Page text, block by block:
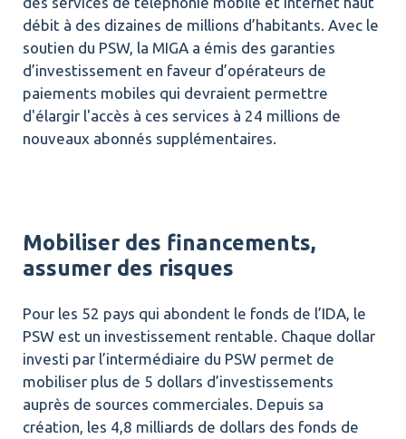
débit à des dizaines de millions d’habitants. Avec le
soutien du PSW, la MIGA a émis des garanties
d’investissement en faveur d’opérateurs de
paiements mobiles qui devraient permettre
d'élargir l'accès à ces services à 24 millions de
nouveaux abonnés supplémentaires.
Mobiliser des financements,
assumer des risques
Pour les 52 pays qui abondent le fonds de l’IDA, le
PSW est un investissement rentable. Chaque dollar
investi par l’intermédiaire du PSW permet de
mobiliser plus de 5 dollars d’investissements
auprès de sources commerciales. Depuis sa
création, les 4,8 milliards de dollars des fonds de